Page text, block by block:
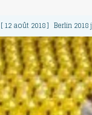
[ 12 août 2018 ] Berlin 2018
[ 11 août 2018 ] Berlin 2018
[ 10 août 2018 ] Berlin
[ 9 août 2018 ] Berlin 2018
[ 13 août 2018 ] Berlin